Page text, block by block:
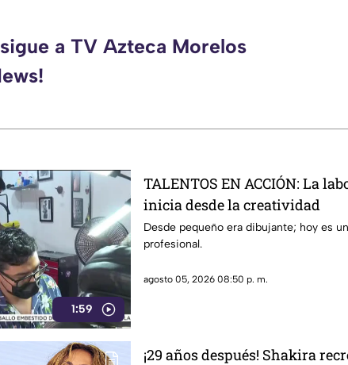
a TV Azteca Morelos
1:59
TALENTOS EN ACCIÓN: La
inicia desde la creatividad
Desde pequeño era dibujante; hoy es un
profesional.
agosto 05, 2026 08:50 p. m.
¡29 años después! Shakira